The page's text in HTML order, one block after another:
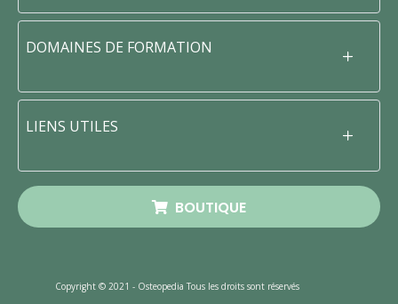
DOMAINES DE FORMATION
LIENS UTILES
BOUTIQUE
Copyright © 2021 - Osteopedia Tous les droits sont réservés